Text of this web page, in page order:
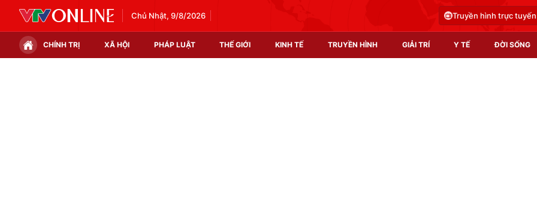
Chủ Nhật, 9/8/2026 Truyền hình trực tuyến
CHÍNH TRỊ XÃ HỘI PHÁP LUẬT THẾ GIỚI KINH TẾ TRUYỀN HÌNH GIẢI TRÍ Y TẾ ĐỜI SỐNG